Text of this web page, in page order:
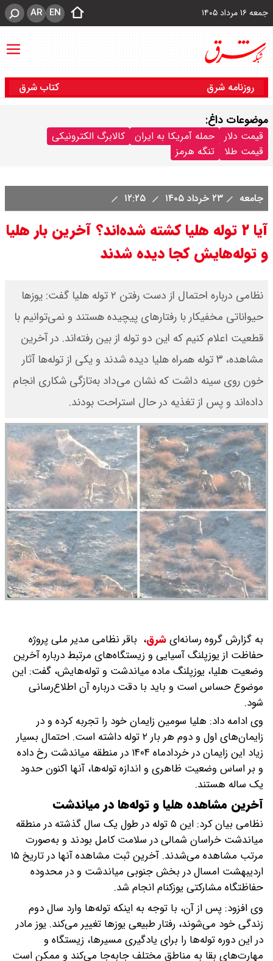
جمعه ۱۶ مرداد ۱۴۰۵ EN
AR
روزنامه شرق کتاب شرق
موضوعات داغ:
قیمت دلار حمله آمریکا به ایران
کالابرگ الکترونیکی
قیمت طلا
تنگه هرمز
جامعه ۲۳ خرداد ۱۴۰۵
آیا ۲ توله هلیا کشته شد‌ه‌اند؟ آخرین بار هلیا
و توله‌هایش کجا دیده شدند
نظامی درباره احتمال از دست رفتن ۲ توله هلیا گفت: یوز‌ها
حیواناتی مخفیکار با رفتار‌های پیچیده هستند و نمی‌توانیم با
قطعیت اعلام کنیم که این دو توله از بین رفته‌اند. در آخرین
مشاهده، ۳ توله همراه هلیا دیده شدند و یکی از توله‌ها آثار
خون روی سینه داشت که نشان می‌داد به‌تازگی شکاری انجام
داده‌اند و پس از تغذیه در حال استراحت بودند.
به گزارش گروه رسانه‌ایشرق، باقر نظامی مدیر ملی پروژه
حفاظت از یوزپلنگ آسیایی و زیستگاه‌های مرتبط درباره آخرین
وضعیت هلیا، یوزپلنگ ماده میاندشت و توله‌هایش، گفت: این
موضوع حساس است و باید با دقت درباره آن اطلاع‌رسانی
شود.
وی ادامه داد: هلیا سومین زایمان خود را تجربه کرده و در
زایمان‌های اول و دوم هر بار ۲ توله داشته است. احتمال بسیار
زیاد این زایمان در خردادماه ۱۴۰۴ در منطقه میاندشت رخ داده
و بر اساس وضعیت ظاهری و اندازه توله‌ها، آنها اکنون حدود
یک ساله هستند.
آخرین مشاهده هلیا و توله‌ها در میاندشت
نظامی بیان کرد: این ۵ توله در طول یک سال گذشته در منطقه
میاندشت خراسان شمالی در سلامت کامل بودند و به‌صورت
مرتب مشاهده می‌شدند. آخرین ثبت مشاهده آنها در تاریخ ۱۵
اردیبهشت امسال در بخش جنوبی میاندشت و در محدوده
حفاظتگاه مشارکتی یوزکنام انجام شد.
وی افزود: پس از آن، با توجه به اینکه توله‌ها وارد سال دوم
زندگی خود می‌شوند، رفتار طبیعی یوز‌ها تغییر می‌کند. یوز مادر
در این دوره توله‌ها را برای یادگیری مسیرها، زیستگاه و
مهارت‌های بقا به مناطق مختلف جابه‌جا می‌کند و ممکن است